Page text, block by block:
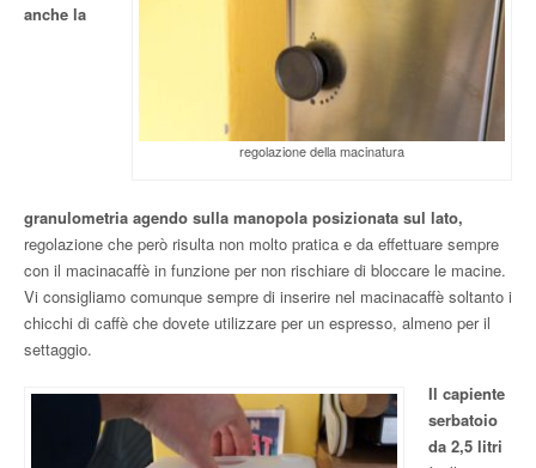
regolazione della macinatura
anche la
granulometria agendo sulla manopola posizionata sul lato,
regolazione che però risulta non molto pratica e da effettuare sempre
con il macinacaffè in funzione per non rischiare di bloccare le macine.
Vi consigliamo comunque sempre di inserire nel macinacaffè soltanto i
chicchi di caffè che dovete utilizzare per un espresso, almeno per il
settaggio.
Il capiente
serbatoio
da 2,5 litri